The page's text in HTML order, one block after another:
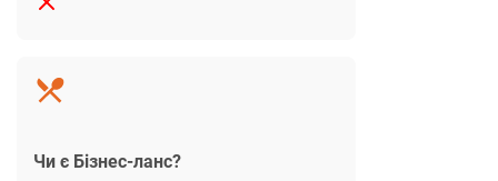
Чи є Бізнес-ланс?